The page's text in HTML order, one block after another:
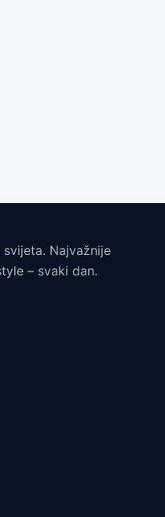
Najvažnije
– svaki dan.